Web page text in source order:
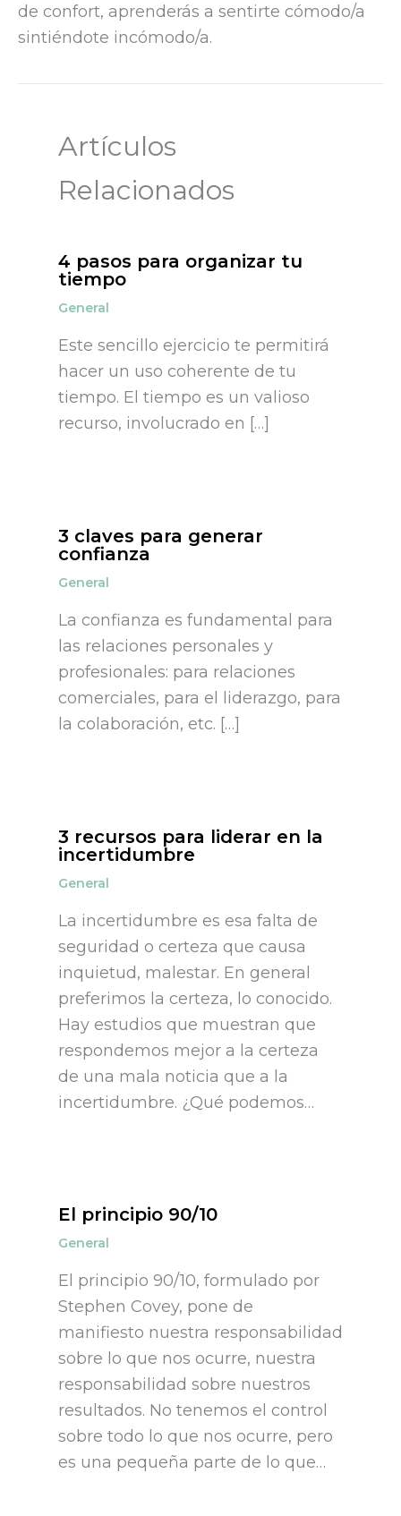
de confort, aprenderás a sentirte cómodo/a
sintiéndote incómodo/a.
Artículos
Relacionados
4 pasos para organizar tu
tiempo
General
Este sencillo ejercicio te permitirá
hacer un uso coherente de tu
tiempo. El tiempo es un valioso
recurso, involucrado en […]
3 claves para generar
confianza
General
La confianza es fundamental para
las relaciones personales y
profesionales: para relaciones
comerciales, para el liderazgo, para
la colaboración, etc. […]
3 recursos para liderar en la
incertidumbre
General
La incertidumbre es esa falta de
seguridad o certeza que causa
inquietud, malestar. En general
preferimos la certeza, lo conocido.
Hay estudios que muestran que
respondemos mejor a la certeza
de una mala noticia que a la
incertidumbre. ¿Qué podemos…
El principio 90/10
General
El principio 90/10, formulado por
Stephen Covey, pone de
manifiesto nuestra responsabilidad
sobre lo que nos ocurre, nuestra
responsabilidad sobre nuestros
resultados. No tenemos el control
sobre todo lo que nos ocurre, pero
es una pequeña parte de lo que…